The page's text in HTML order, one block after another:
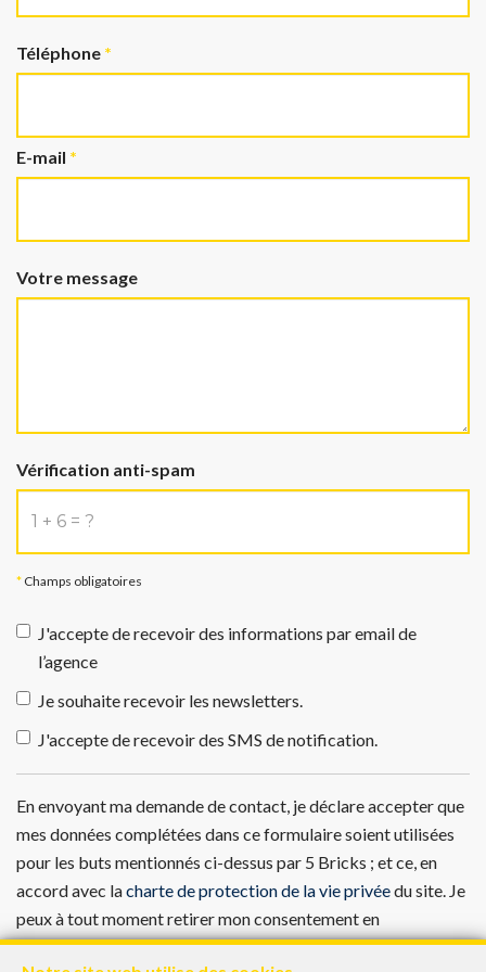
Téléphone *
E-mail *
Votre message
Vérification anti-spam
* Champs obligatoires
J'accepte de recevoir des informations par email de
l’agence
Je souhaite recevoir les newsletters.
J'accepte de recevoir des SMS de notification.
En envoyant ma demande de contact, je déclare accepter que
mes données complétées dans ce formulaire soient utilisées
pour les buts mentionnés ci-dessus par 5 Bricks ; et ce, en
accord avec lacharte de protection de la vie privéedu site. Je
peux à tout moment retirer mon consentement en
introduisant une demande écrite à l’adresse